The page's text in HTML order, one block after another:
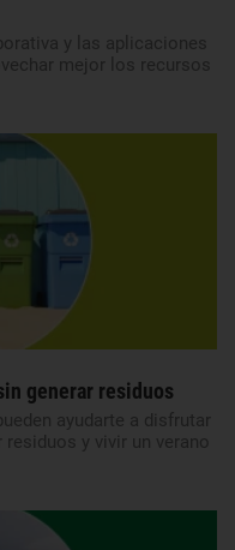
y las aplicaciones
mejor los recursos
generar residuos
ayudarte a disfrutar
y vivir un verano